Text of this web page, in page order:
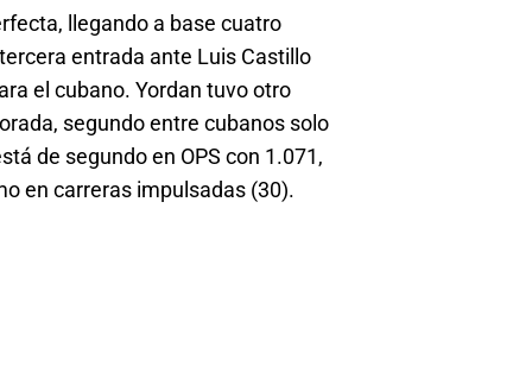
llegando a base cuatro
entrada ante Luis Castillo
el cubano. Yordan tuvo otro
segundo entre cubanos solo
de segundo en OPS con 1.071,
en carreras impulsadas (30).